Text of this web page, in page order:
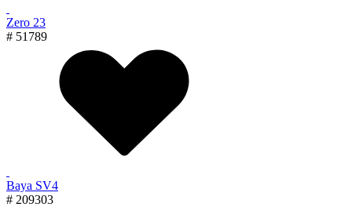
Zero 23
# 51789
Baya SV4
# 209303